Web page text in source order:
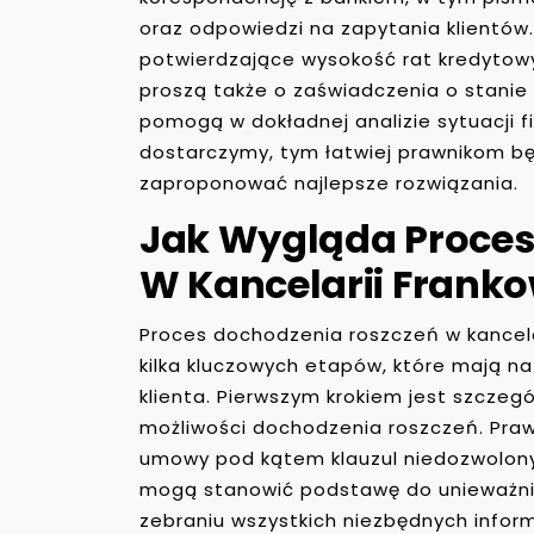
oraz odpowiedzi na zapytania
potwierdzające wysokość rat
proszą także o zaświadczenia o
pomogą w dokładnej analizie sytuacji
dostarczymy, tym łatwiej prawnikom
zaproponować najlepsze rozwiązania.
Jak Wygląda
W Kancelarii
Proces dochodzenia roszczeń w
kilka kluczowych etapów, które mają
klienta. Pierwszym krokiem jest
możliwości dochodzenia roszczeń.
umowy pod kątem klauzul
mogą stanowić podstawę do
zebraniu wszystkich niezbędnych